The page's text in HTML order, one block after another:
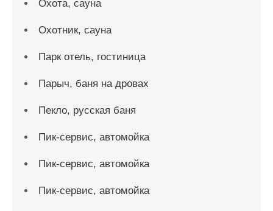
Охота, сауна
Охотник, сауна
Парк отель, гостиница
Парыч, баня на дровах
Пекло, русская баня
Пик-сервис, автомойка
Пик-сервис, автомойка
Пик-сервис, автомойка